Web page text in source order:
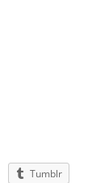
Tumblr